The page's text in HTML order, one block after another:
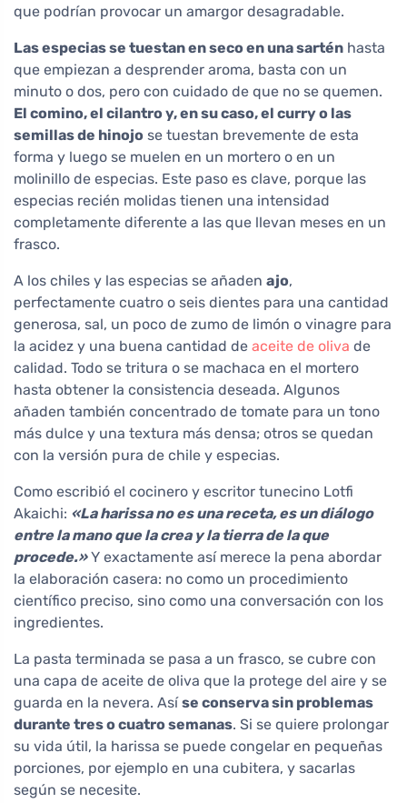
que podrían provocar un amargor desagradable.
Las especias se tuestan en seco en una sartén hasta
que empiezan a desprender aroma, basta con un
minuto o dos, pero con cuidado de que no se quemen.
El comino, el cilantro y, en su caso, el curry o las
semillas de hinojo se tuestan brevemente de esta
forma y luego se muelen en un mortero o en un
molinillo de especias. Este paso es clave, porque las
especias recién molidas tienen una intensidad
completamente diferente a las que llevan meses en un
frasco.
A los chiles y las especias se añaden ajo,
perfectamente cuatro o seis dientes para una cantidad
generosa, sal, un poco de zumo de limón o vinagre para
la acidez y una buena cantidad de aceite de oliva de
calidad. Todo se tritura o se machaca en el mortero
hasta obtener la consistencia deseada. Algunos
añaden también concentrado de tomate para un tono
más dulce y una textura más densa; otros se quedan
con la versión pura de chile y especias.
Como escribió el cocinero y escritor tunecino Lotfi
Akaichi: «La harissa no es una receta, es un diálogo
entre la mano que la crea y la tierra de la que
procede.»Y exactamente así merece la pena abordar
la elaboración casera: no como un procedimiento
científico preciso, sino como una conversación con los
ingredientes.
La pasta terminada se pasa a un frasco, se cubre con
una capa de aceite de oliva que la protege del aire y se
guarda en la nevera. Asíse conserva sin problemas
durante tres o cuatro semanas. Si se quiere prolongar
su vida útil, la harissa se puede congelar en pequeñas
porciones, por ejemplo en una cubitera, y sacarlas
según se necesite.